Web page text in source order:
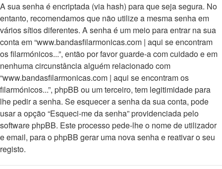
A sua senha é encriptada (via hash) para que seja segura. No
entanto, recomendamos que não utilize a mesma senha em
vários sítios diferentes. A senha é um meio para entrar na sua
conta em “www.bandasfilarmonicas.com | aqui se encontram
os filarmónicos...”, então por favor guarde-a com cuidado e em
nenhuma circunstância alguém relacionado com
“www.bandasfilarmonicas.com | aqui se encontram os
filarmónicos...”, phpBB ou um terceiro, tem legitimidade para
lhe pedir a senha. Se esquecer a senha da sua conta, pode
usar a opção “Esqueci-me da senha” providenciada pelo
software phpBB. Este processo pede-lhe o nome de utilizador
e email, para o phpBB gerar uma nova senha e reativar o seu
registo.